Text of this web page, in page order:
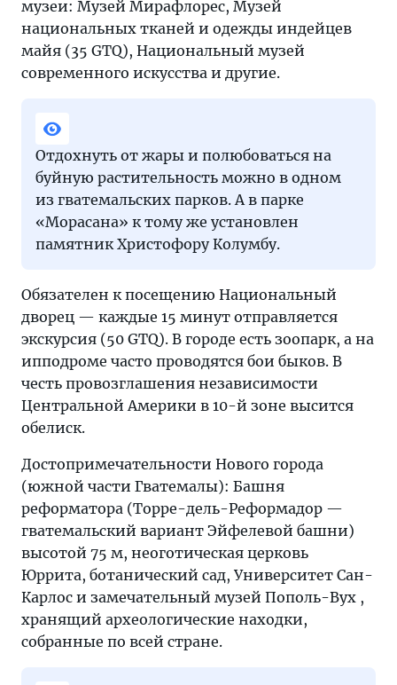
музеи: Музей Мирафлорес, Музей
национальных тканей и одежды индейцев
майя (35 GTQ), Национальный музей
современного искусства и другие.
Отдохнуть от жары и полюбоваться на
буйную растительность можно в одном
из гватемальских парков. А в парке
«Морасана» к тому же установлен
памятник Христофору Колумбу.
Обязателен к посещению Национальный
дворец — каждые 15 минут отправляется
экскурсия (50 GTQ). В городе есть зоопарк, а на
ипподроме часто проводятся бои быков. В
честь провозглашения независимости
Центральной Америки в 10-й зоне высится
обелиск.
Достопримечательности Нового города
(южной части Гватемалы): Башня
реформатора (Торре-дель-Реформадор —
гватемальский вариант Эйфелевой башни)
высотой 75 м, неоготическая церковь
Юррита, ботанический сад, Университет Сан-
Карлос и замечательный музей Пополь-Вух ,
хранящий археологические находки,
собранные по всей стране.